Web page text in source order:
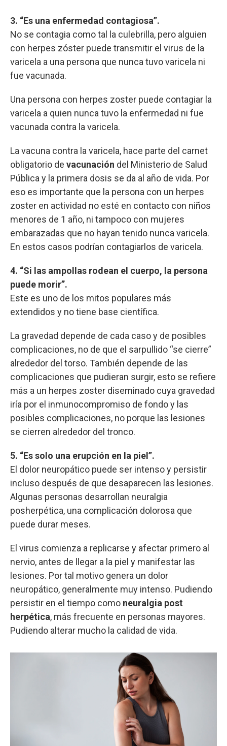
3. “Es una enfermedad contagiosa”.
No se contagia como tal la culebrilla, pero alguien
con herpes zóster puede transmitir el virus de la
varicela a una persona que nunca tuvo varicela ni
fue vacunada.
Una persona con herpes zoster puede contagiar la
varicela a quien nunca tuvo la enfermedad ni fue
vacunada contra la varicela.
La vacuna contra la varicela, hace parte del carnet
obligatorio de vacunación del Ministerio de Salud
Pública y la primera dosis se da al año de vida. Por
eso es importante que la persona con un herpes
zoster en actividad no esté en contacto con niños
menores de 1 año, ni tampoco con mujeres
embarazadas que no hayan tenido nunca varicela.
En estos casos podrían contagiarlos de varicela.
4. “Si las ampollas rodean el cuerpo, la persona
puede morir”.
Este es uno de los mitos populares más
extendidos y no tiene base científica.
La gravedad depende de cada caso y de posibles
complicaciones, no de que el sarpullido “se cierre”
alrededor del torso. También depende de las
complicaciones que pudieran surgir, esto se refiere
más a un herpes zoster diseminado cuya gravedad
iría por el inmunocompromiso de fondo y las
posibles complicaciones, no porque las lesiones
se cierren alrededor del tronco.
5. “Es solo una erupción en la piel”.
El dolor neuropático puede ser intenso y persistir
incluso después de que desaparecen las lesiones.
Algunas personas desarrollan neuralgia
posherpética, una complicación dolorosa que
puede durar meses.
El virus comienza a replicarse y afectar primero al
nervio, antes de llegar a la piel y manifestar las
lesiones. Por tal motivo genera un dolor
neuropático, generalmente muy intenso. Pudiendo
persistir en el tiempo como neuralgia post
herpética, más frecuente en personas mayores.
Pudiendo alterar mucho la calidad de vida.